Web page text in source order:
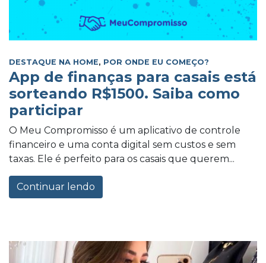
DESTAQUE NA HOME, POR ONDE EU COMEÇO?
App de finanças para casais está
sorteando R$1500. Saiba como
participar
O Meu Compromisso é um aplicativo de controle
financeiro e uma conta digital sem custos e sem
taxas. Ele é perfeito para os casais que querem...
Continuar lendo